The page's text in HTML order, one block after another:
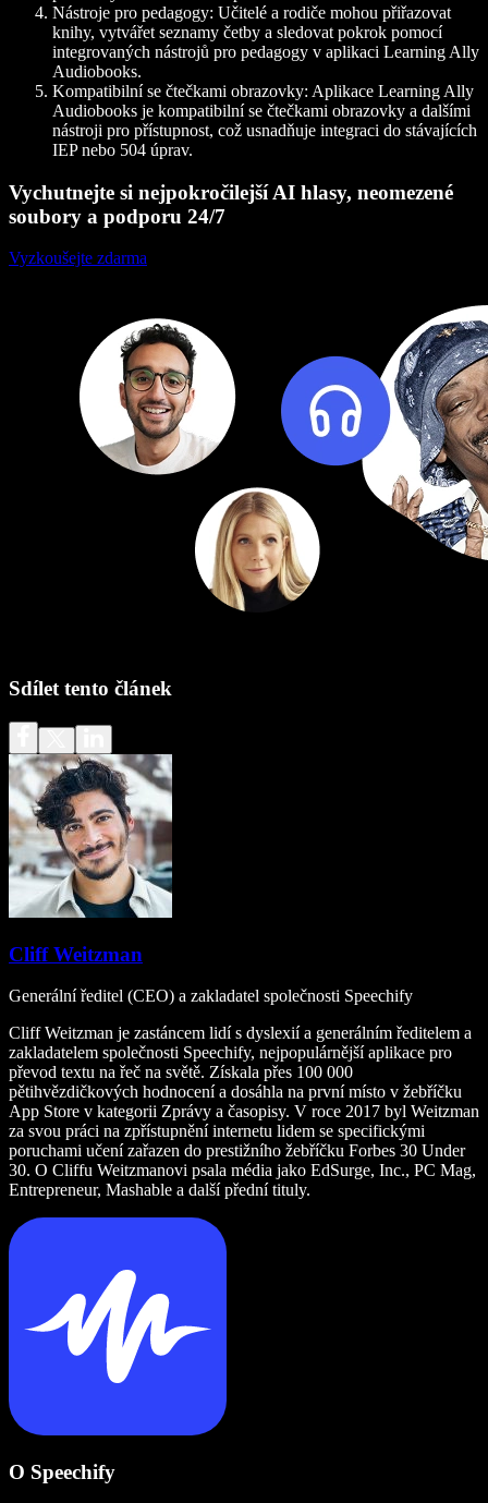
Nástroje pro pedagogy: Učitelé a rodiče mohou přiřazovat
knihy, vytvářet seznamy četby a sledovat pokrok pomocí
integrovaných nástrojů pro pedagogy v aplikaci Learning Ally
Audiobooks.
Kompatibilní se čtečkami obrazovky: Aplikace Learning Ally
Audiobooks je kompatibilní se čtečkami obrazovky a dalšími
nástroji pro přístupnost, což usnadňuje integraci do stávajících
IEP nebo 504 úprav.
Vychutnejte si nejpokročilejší AI hlasy, neomezené
soubory a podporu 24/7
Vyzkoušejte zdarma
Sdílet tento článek
Cliff Weitzman
Generální ředitel (CEO) a zakladatel společnosti Speechify
Cliff Weitzman je zastáncem lidí s dyslexií a generálním ředitelem a
zakladatelem společnosti Speechify, nejpopulárnější aplikace pro
převod textu na řeč na světě. Získala přes 100 000
pětihvězdičkových hodnocení a dosáhla na první místo v žebříčku
App Store v kategorii Zprávy a časopisy. V roce 2017 byl Weitzman
za svou práci na zpřístupnění internetu lidem se specifickými
poruchami učení zařazen do prestižního žebříčku Forbes 30 Under
30. O Cliffu Weitzmanovi psala média jako EdSurge, Inc., PC Mag,
Entrepreneur, Mashable a další přední tituly.
O Speechify